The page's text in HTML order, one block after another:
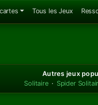
Tous les Jeux
Autres jeux
Solitaire · Spider